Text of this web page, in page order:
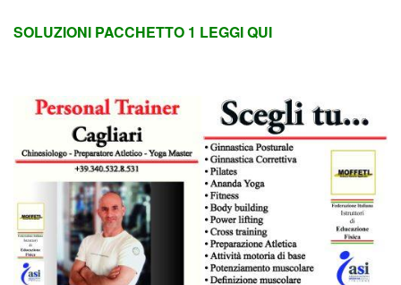
SOLUZIONI PACCHETTO 1 LEGGI QUI